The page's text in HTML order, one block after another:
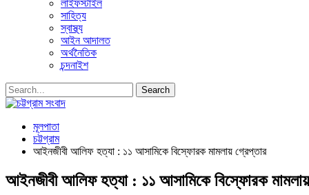
লাইফস্টাইল
সাহিত্য
স্বাস্থ্য
আইন আদালত
অর্থনৈতিক
চন্দনাইশ
মূলপাতা
চট্টগ্রাম
আইনজীবী আলিফ হত্যা : ১১ আসামিকে বিস্ফোরক মামলায় গ্রেপ্তার
আইনজীবী আলিফ হত্যা : ১১ আসামিকে বিস্ফোরক